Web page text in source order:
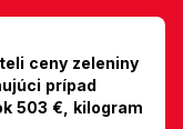
ceny zeleniny
prípad
503 €, kilogram